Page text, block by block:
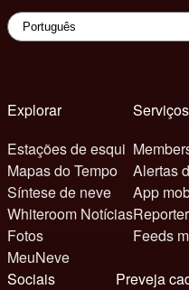
Explorar
Estações de esqui
Mapas do Tempo
Síntese de neve
Whiteroom Notícias
Fotos
MeuNeve
Serviços
Alertas
App
Feeds
Sociais
Preveja